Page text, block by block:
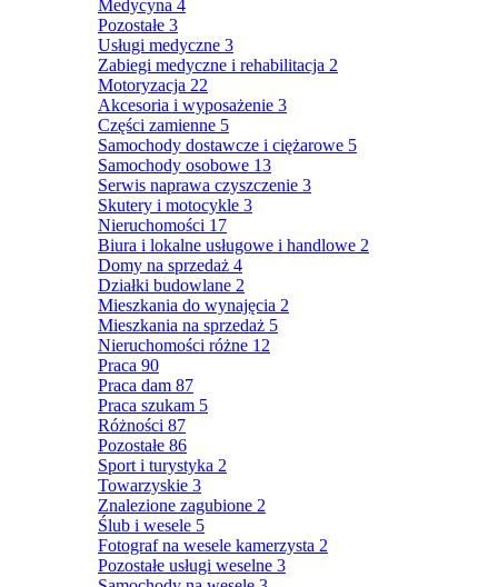
Medycyna 4
Pozostałe 3
Usługi medyczne 3
Zabiegi medyczne i rehabilitacja 2
Motoryzacja 22
Akcesoria i wyposażenie 3
Części zamienne 5
Samochody dostawcze i ciężarowe 5
Samochody osobowe 13
Serwis naprawa czyszczenie 3
Skutery i motocykle 3
Nieruchomości 17
Biura i lokalne usługowe i handlowe 2
Domy na sprzedaż 4
Działki budowlane 2
Mieszkania do wynajęcia 2
Mieszkania na sprzedaż 5
Nieruchomości różne 12
Praca 90
Praca dam 87
Praca szukam 5
Różności 87
Pozostałe 86
Sport i turystyka 2
Towarzyskie 3
Znalezione zagubione 2
Ślub i wesele 5
Fotograf na wesele kamerzysta 2
Pozostałe usługi weselne 3